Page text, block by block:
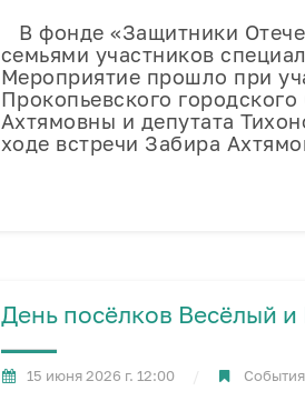
В фонде «Защитники
семьями участников
Мероприятие прошло при
Прокопьевского
Ахтямовны и депутата
ходе встречи Забира
День посёлков Весёлый
15 июня 2026 г. 12:00 События